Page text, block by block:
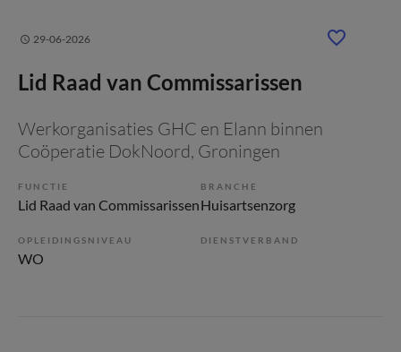
29-06-2026
Lid Raad van Commissarissen
Werkorganisaties GHC en Elann binnen
Coöperatie DokNoord, Groningen
FUNCTIE
Lid Raad van Commissarissen
BRANCHE
Huisartsenzorg
OPLEIDINGSNIVEAU
WO
DIENSTVERBAND